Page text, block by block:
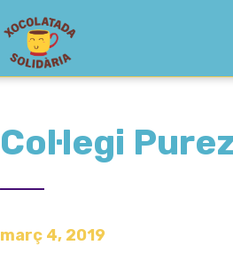
Col·legi
març 4, 2019